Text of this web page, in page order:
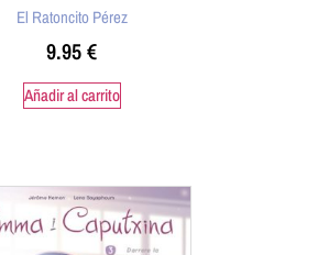
El Ratoncito Pérez
9.95€
Añadir al carrito